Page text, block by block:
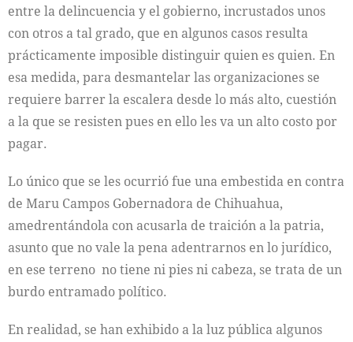
entre la delincuencia y el gobierno, incrustados unos
con otros a tal grado, que en algunos casos resulta
prácticamente imposible distinguir quien es quien. En
esa medida, para desmantelar las organizaciones se
requiere barrer la escalera desde lo más alto, cuestión
a la que se resisten pues en ello les va un alto costo por
pagar.
Lo único que se les ocurrió fue una embestida en contra
de Maru Campos Gobernadora de Chihuahua,
amedrentándola con acusarla de traición a la patria,
asunto que no vale la pena adentrarnos en lo jurídico,
en ese terreno no tiene ni pies ni cabeza, se trata de un
burdo entramado político.
En realidad, se han exhibido a la luz pública algunos